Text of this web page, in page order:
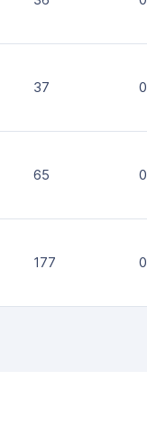
37 0
65 0
177 0